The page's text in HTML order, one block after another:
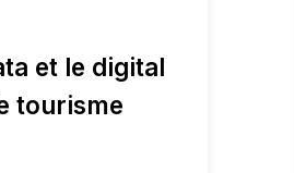
et le digital
tourisme